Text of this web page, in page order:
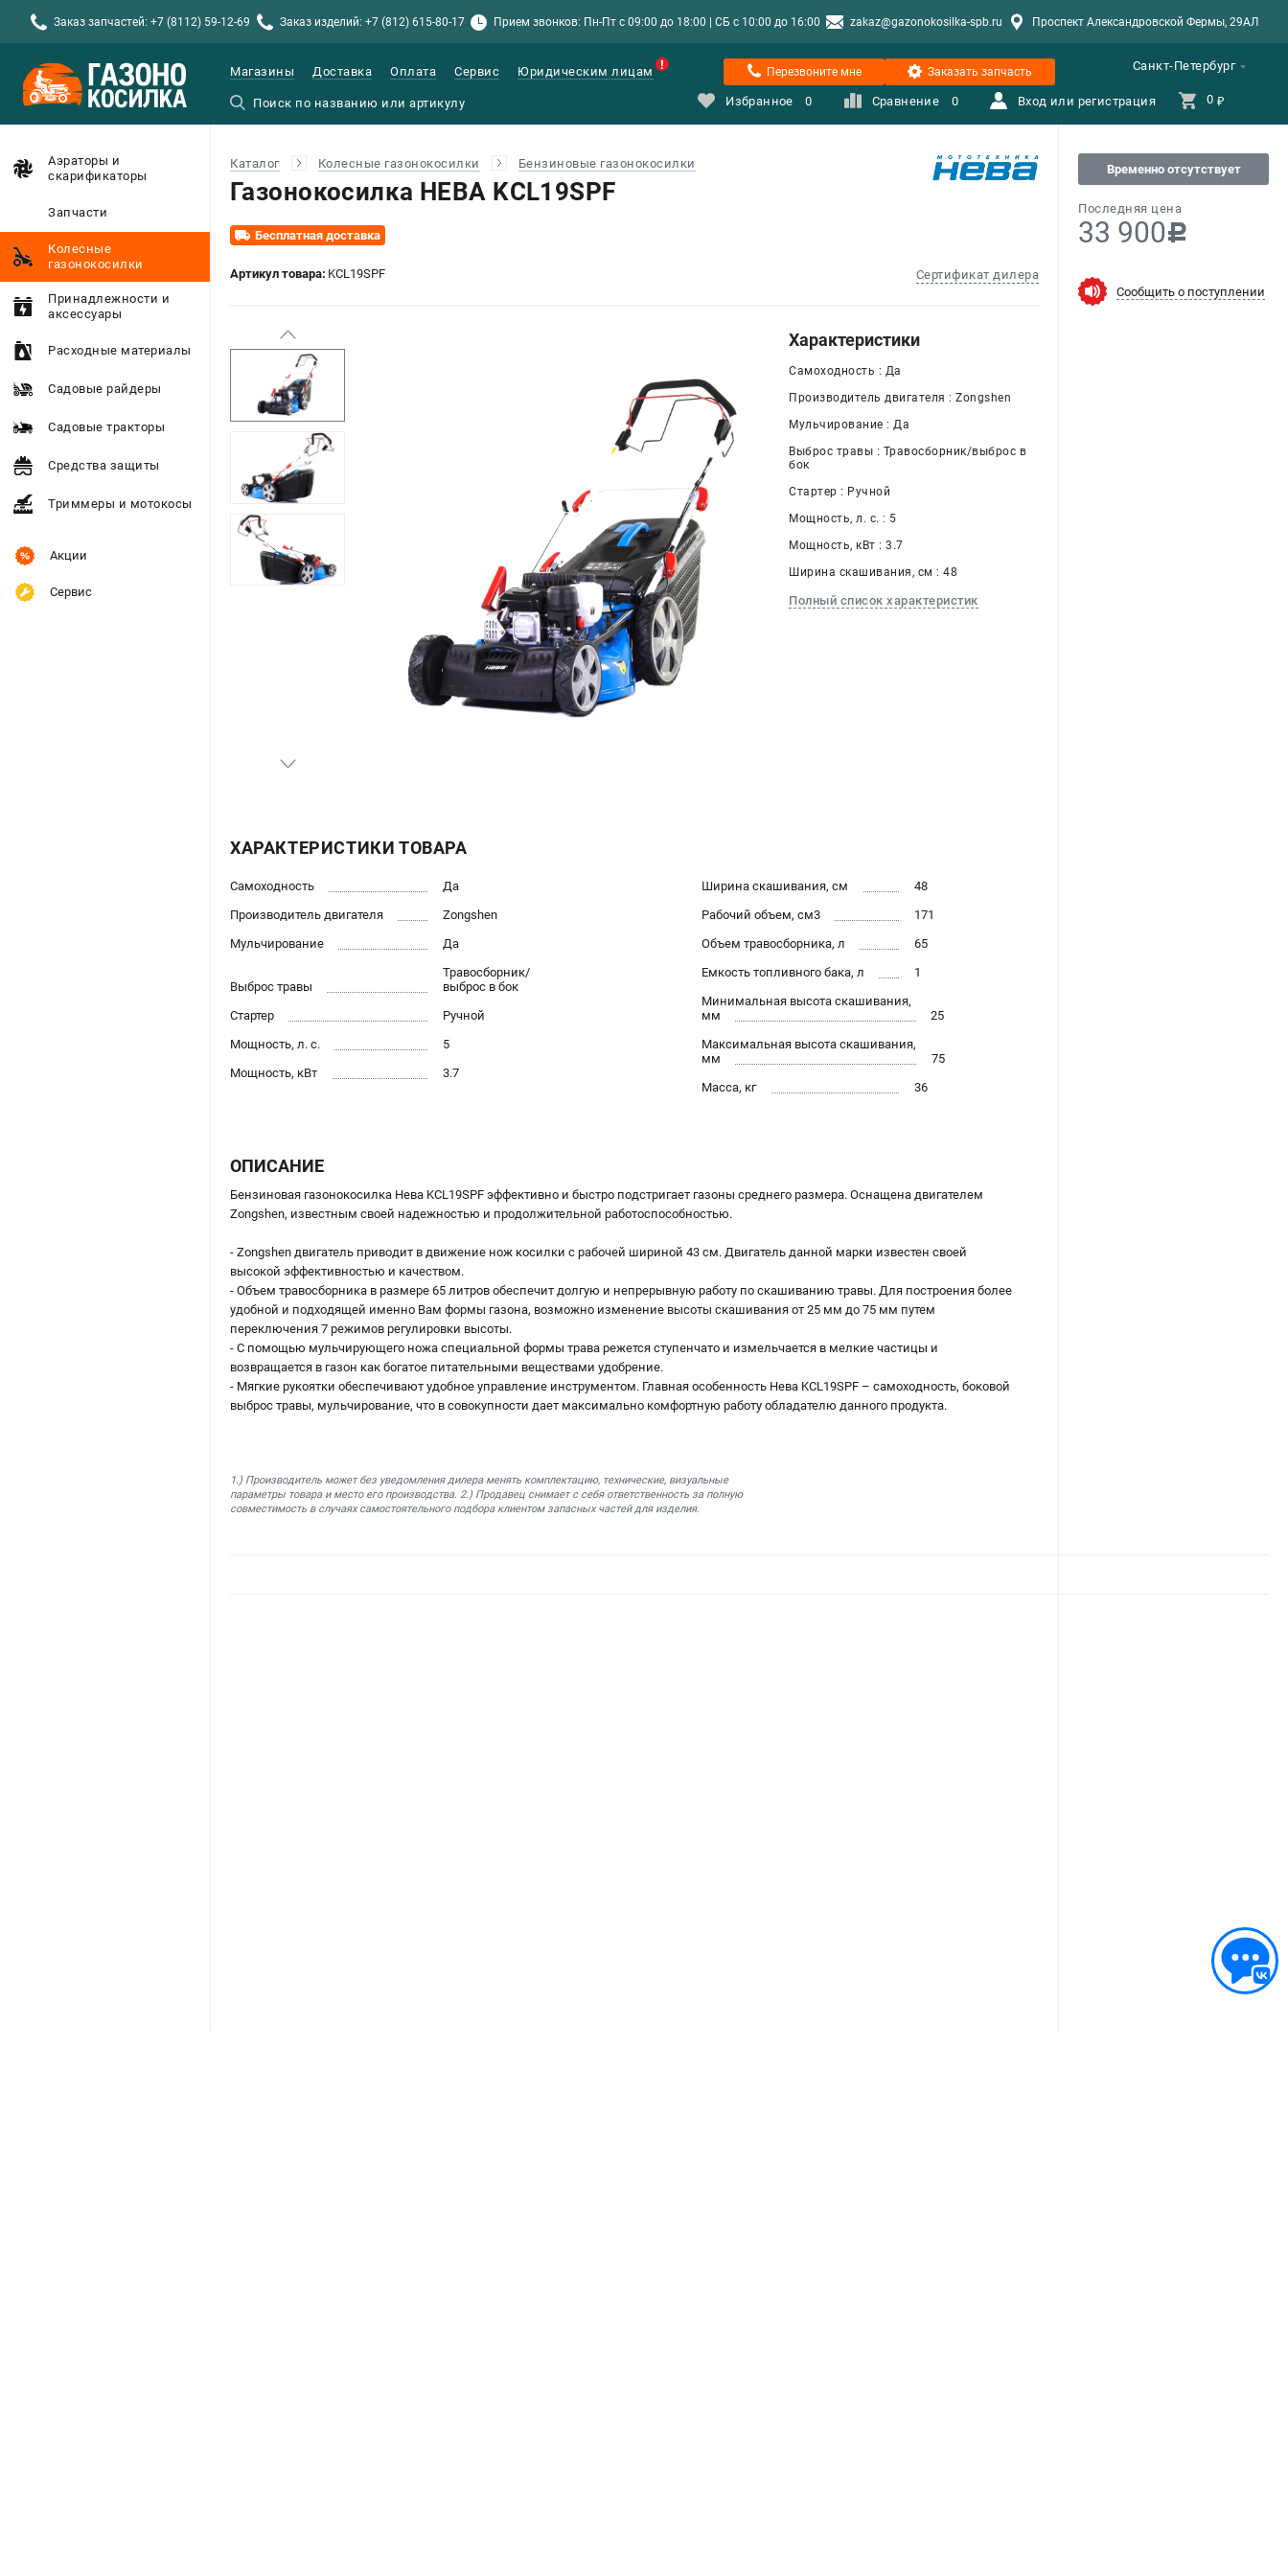
Заказ запчастей: +7 (8112) 59-12-69 Заказ изделий: +7 (812) 615-80-17 Прием звонков: Пн-Пт с 09:00 до 18:00 | СБ с 10:00 до 16:00 zakaz@gazonokosilka-spb.ru Проспект Александровской Фермы, 29АЛ
Санкт-Петербург
Магазины Доставка Оплата Сервис Юридическим лицам Перезвоните мне Заказать запчасть
Избранное 0 Сравнение 0 Вход или регистрация 0 ₽
Аэраторы и
скарификаторы
Запчасти
Колесные
газонокосилки
Принадлежности и
аксессуары
Расходные материалы
Садовые райдеры
Садовые тракторы
Средства защиты
Триммеры и мотокосы
Акции
Сервис
Каталог Колесные газонокосилки Бензиновые газонокосилки
Газонокосилка НЕВА KCL19SPF
Бесплатная доставка
Артикул товара: KCL19SPF Сертификат дилера
Временно отсутствует
Последняя цена
33 900c
Сообщить о поступлении
Характеристики
Самоходность : Да
Производитель двигателя : Zongshen
Мульчирование : Да
Выброс травы : Травосборник/выброс в
бок
Стартер : Ручной
Мощность, л. с. : 5
Мощность, кВт : 3.7
Ширина скашивания, см : 48
Полный список характеристик
ХАРАКТЕРИСТИКИ ТОВАРА
Самоходность
Да
Производитель двигателя
Zongshen
Мульчирование
Да
Выброс травы
Травосборник/
выброс в бок
Стартер
Ручной
Мощность, л. с.
5
Мощность, кВт
3.7
Ширина скашивания, см
48
Рабочий объем, см3
171
Объем травосборника, л
65
Емкость топливного бака, л
1
Минимальная высота скашивания,
мм
25
Максимальная высота скашивания,
мм
75
Масса, кг
36
ОПИСАНИЕ
Бензиновая газонокосилка Нева KCL19SPF эффективно и быстро подстригает газоны среднего размера. Оснащена двигателем
Zongshen, известным своей надежностью и продолжительной работоспособностью.
- Zongshen двигатель приводит в движение нож косилки с рабочей шириной 43 см. Двигатель данной марки известен своей
высокой эффективностью и качеством.
- Объем травосборника в размере 65 литров обеспечит долгую и непрерывную работу по скашиванию травы. Для построения более
удобной и подходящей именно Вам формы газона, возможно изменение высоты скашивания от 25 мм до 75 мм путем
переключения 7 режимов регулировки высоты.
- С помощью мульчирующего ножа специальной формы трава режется ступенчато и измельчается в мелкие частицы и
возвращается в газон как богатое питательными веществами удобрение.
- Мягкие рукоятки обеспечивают удобное управление инструментом. Главная особенность Нева KCL19SPF – самоходность, боковой
выброс травы, мульчирование, что в совокупности дает максимально комфортную работу обладателю данного продукта.
1.) Производитель может без уведомления дилера менять комплектацию, технические, визуальные
параметры товара и место его производства. 2.) Продавец снимает с себя ответственность за полную
совместимость в случаях самостоятельного подбора клиентом запасных частей для изделия.